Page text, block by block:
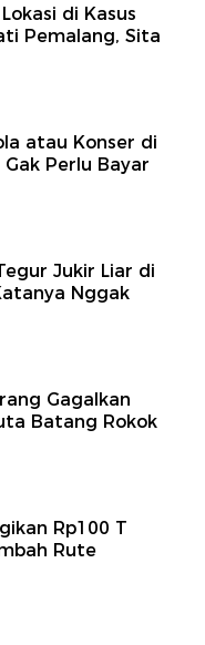
di Kasus
Pemalang, Sita
atau Konser di
Perlu Bayar
Jukir Liar di
Nggak
Gagalkan
Batang Rokok
Rp100 T
Rute